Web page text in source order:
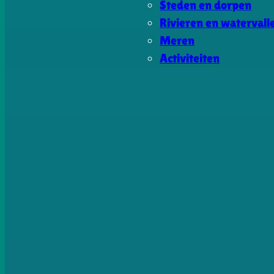
Steden en dorpen
Rivieren en
Meren
Activiteiten